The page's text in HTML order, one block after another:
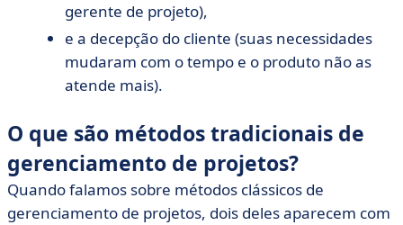
gerente de projeto),
e a decepção do cliente (suas necessidades
mudaram com o tempo e o produto não as
atende mais).
O que são métodos tradicionais de
gerenciamento de projetos?
Quando falamos sobre métodos clássicos de
gerenciamento de projetos, dois deles aparecem com